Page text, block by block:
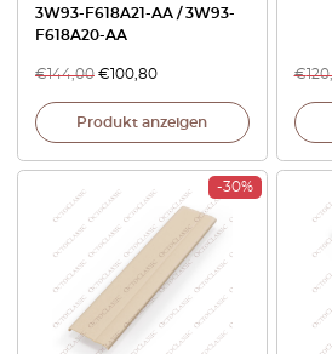
3W93-F618A21-AA / 3W93-
F618A20-AA
€144,00 €100,80
Produkt anzeigen
€
-30%